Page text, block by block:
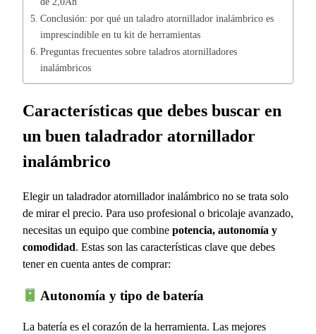
Conclusión: por qué un taladro atornillador inalámbrico es
imprescindible en tu kit de herramientas
Preguntas frecuentes sobre taladros atornilladores
inalámbricos
Características que debes buscar en
un buen taladrador atornillador
inalámbrico
Elegir un taladrador atornillador inalámbrico no se trata solo
de mirar el precio. Para uso profesional o bricolaje avanzado,
necesitas un equipo que combine potencia, autonomía y
comodidad. Estas son las características clave que debes
tener en cuenta antes de comprar:
Autonomía y tipo de batería
La batería es el corazón de la herramienta. Las mejores